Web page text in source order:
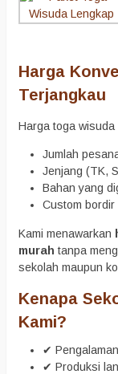
Harga
Terjangkau
Harga toga
Jumlah
Jenjang (TK,
Bahan yang
Custom bordir
Kami menawarkan
murah tanpa
sekolah maupun
Kenapa
Kami?
✔
✔ Produksi